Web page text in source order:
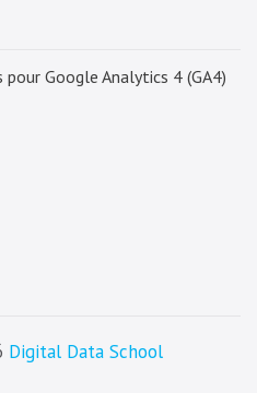
Google Analytics 4 (GA4)
Digital Data School